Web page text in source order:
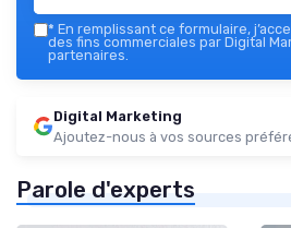
* En remplissant ce formulaire,
des fins commerciales par Digital
partenaires.
Digital Marketing
Ajoutez-nous à vos sources
Parole d'experts